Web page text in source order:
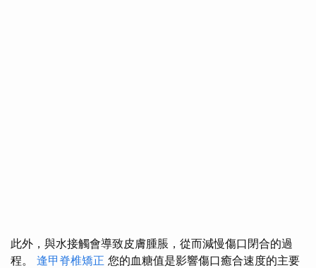
此外，與水接觸會導致皮膚腫脹，從而減慢傷口閉合的過
程。 逢甲脊椎矯正 您的血糖值是影響傷口癒合速度的主要